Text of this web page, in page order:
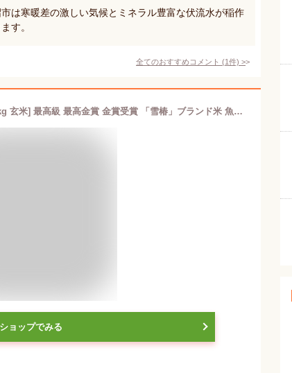
は寒暖差の激しい気候とミネラル豊富な伏流水が稲作
す。
全てのおすすめコメント (1件) >
令和7年産 魚沼産コシヒカリ 「雪椿」[20kg 玄米] 最高級 最高金賞 金賞受賞 「雪椿」ブランド米 魚沼産 コシヒカリ ミシュラン店御用達 特別栽培米 お米 米 グルテンフリー ヘルシー 魚沼産こしひかり 玄米20キロ げんまい おいしい玄米
ショップでみる